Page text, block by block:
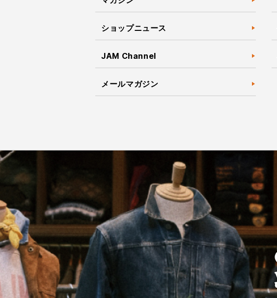
ショップニュース
JAM Channel
メールマガジン